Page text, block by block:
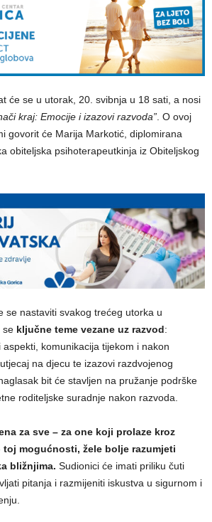
će se u utorak, 20. svibnja u 18 sati, a nosi
kraj: Emocije i izazovi razvoda”. O ovoj
govorit će Marija Markotić, diplomirana
obiteljska psihoterapeutkinja iz Obiteljskog
se nastaviti svakog trećeg utorka u
se ključne teme vezane uz razvod:
komunikacija tijekom i nakon
na djecu te izazovi razdvojenog
bit će stavljen na pružanje podrške
roditeljske suradnje nakon razvoda.
za sve – za one koji prolaze kroz
toj mogućnosti, žele bolje razumjeti
bližnjima. Sudionici će imati priliku čuti
pitanja i razmijeniti iskustva u sigurnom i